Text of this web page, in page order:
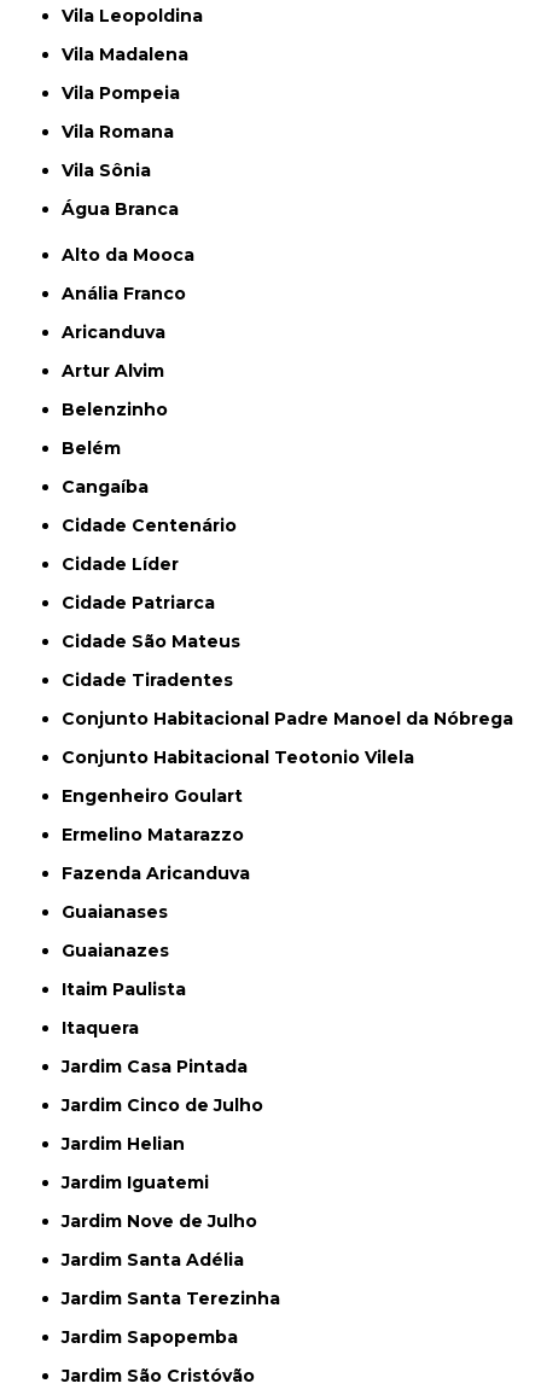
Vila Leopoldina
Vila Madalena
Vila Pompeia
Vila Romana
Vila Sônia
Água Branca
Alto da Mooca
Anália Franco
Aricanduva
Artur Alvim
Belenzinho
Belém
Cangaíba
Cidade Centenário
Cidade Líder
Cidade Patriarca
Cidade São Mateus
Cidade Tiradentes
Conjunto Habitacional Padre Manoel da Nóbrega
Conjunto Habitacional Teotonio Vilela
Engenheiro Goulart
Ermelino Matarazzo
Fazenda Aricanduva
Guaianases
Guaianazes
Itaim Paulista
Itaquera
Jardim Casa Pintada
Jardim Cinco de Julho
Jardim Helian
Jardim Iguatemi
Jardim Nove de Julho
Jardim Santa Adélia
Jardim Santa Terezinha
Jardim Sapopemba
Jardim São Cristóvão